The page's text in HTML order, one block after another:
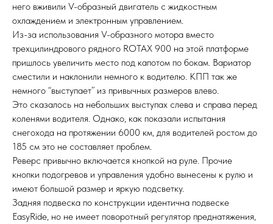
него вживили V-образный двигатель с жидкостным
охлаждением и электронным управлением.
Из-за использования V-образного мотора вместо
трехцилиндрового рядного ROTAX 900 на этой платформе
пришлось увеличить место под капотом по бокам. Вариатор
сместили и наклонили немного к водителю. КПП так же
немного “выступает” из привычных размеров влево.
Это сказалось на небольших выступах слева и справа перед
коленями водителя. Однако, как показали испытания
снегохода на протяжении 6000 км, для водителей ростом до
185 см это не составляет проблем.
Реверс привычно включается кнопкой на руле. Прочие
кнопки подогревов и управления удобно вынесены к рулю и
имеют большой размер и яркую подсветку.
Задняя подвеска по конструкции идентична подвеске
EasyRide, но не имеет поворотный регулятор преднатяжения,